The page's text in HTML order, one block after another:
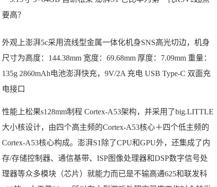
外观上澎湃5c采用流线型金属一体化机身SNS高光切边，机身
尺寸为高度：144.38mm 宽度：69.68mm 厚度：7.09mm 重量：
135g 2860mAh电池澎湃快充，9V/2A 充电USB Type-C 双面充
电接口
性能上松果s128mm制程 Cortex-A53架构，并采用了big.LITTLE
大小核设计，由四个高主频的Cortex-A53核心＋四个低主频的
Cortex-A53核心构成。澎湃S1除了CPU和GPU外，还集成了内
存/存储控制器、通信基带、ISP图像处理器和DSP数字信号处
理器等众多模块（芯片）就能力而已是不输高通625和联发科